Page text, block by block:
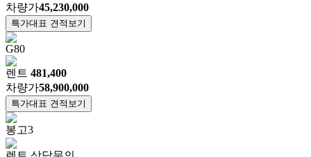
차량가45,230,000
특가대표 견적보기
G80
렌트 481,400
차량가58,900,000
특가대표 견적보기
봉고3